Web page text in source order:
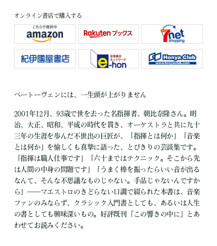
オンライン書店で購入する
ベートーヴェンには、一生頭が上がりません
2001年12月、93歳で世を去った名指揮者、朝比奈隆さん。明
治、大正、昭和、平成の時代を貫き、オーケストラと共に九十
三年の生涯を歩んだ不世出の巨匠が、「指揮とは何か」「音楽
とは何か」を愉しくも真摯に語った、とびきりの芸談集です。
「指揮は職人仕事です」「六十まではテクニック。そこから先
は人間の中身の問題です」「うまく棒を振ったらいい音が出る
なんて、そんな不思議なものじゃない。手品じゃないんですか
ら」――マエストロのきどらない口調で綴られた本書は、音楽
ファンのみならず、クラシック入門書としても、あるいは人生
の書としても興味深いもの。好評既刊『この響きの中に』とあ
わせてお読みください。